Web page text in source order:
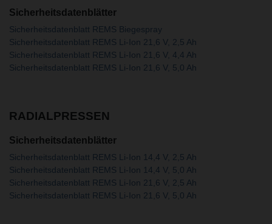
Sicherheitsdatenblätter
Sicherheitsdatenblatt REMS Biegespray
Sicherheitsdatenblatt REMS Li-Ion 21,6 V, 2,5 Ah
Sicherheitsdatenblatt REMS Li-Ion 21,6 V, 4,4 Ah
Sicherheitsdatenblatt REMS Li-Ion 21,6 V, 5,0 Ah
RADIALPRESSEN
Sicherheitsdatenblätter
Sicherheitsdatenblatt REMS Li-Ion 14,4 V, 2,5 Ah
Sicherheitsdatenblatt REMS Li-Ion 14,4 V, 5,0 Ah
Sicherheitsdatenblatt REMS Li-Ion 21,6 V, 2,5 Ah
Sicherheitsdatenblatt REMS Li-Ion 21,6 V, 5,0 Ah